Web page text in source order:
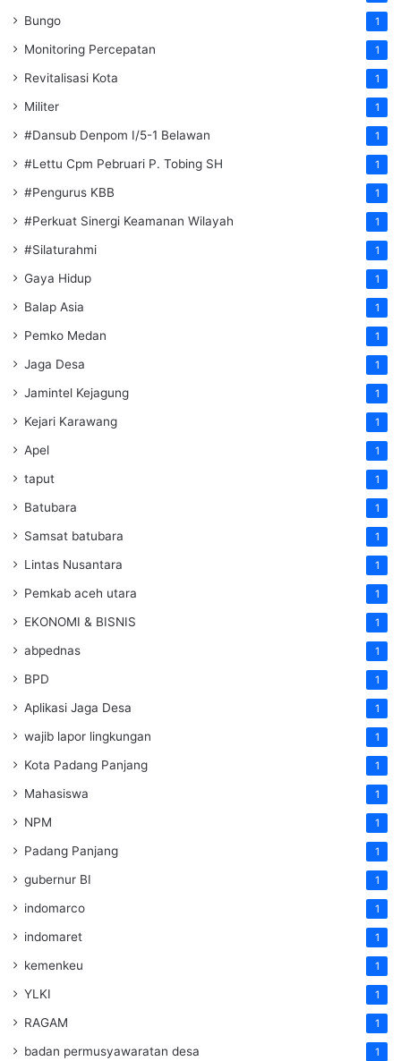
Bungo 1
Monitoring Percepatan 1
Revitalisasi Kota 1
Militer 1
#Dansub Denpom I/5-1 Belawan 1
#Lettu Cpm Pebruari P. Tobing SH 1
#Pengurus KBB 1
#Perkuat Sinergi Keamanan Wilayah 1
#Silaturahmi 1
Gaya Hidup 1
Balap Asia 1
Pemko Medan 1
Jaga Desa 1
Jamintel Kejagung 1
Kejari Karawang 1
Apel 1
taput 1
Batubara 1
Samsat batubara 1
Lintas Nusantara 1
Pemkab aceh utara 1
EKONOMI & BISNIS 1
abpednas 1
BPD 1
Aplikasi Jaga Desa 1
wajib lapor lingkungan 1
Kota Padang Panjang 1
Mahasiswa 1
NPM 1
Padang Panjang 1
gubernur BI 1
indomarco 1
indomaret 1
kemenkeu 1
YLKI 1
RAGAM 1
badan permusyawaratan desa 1